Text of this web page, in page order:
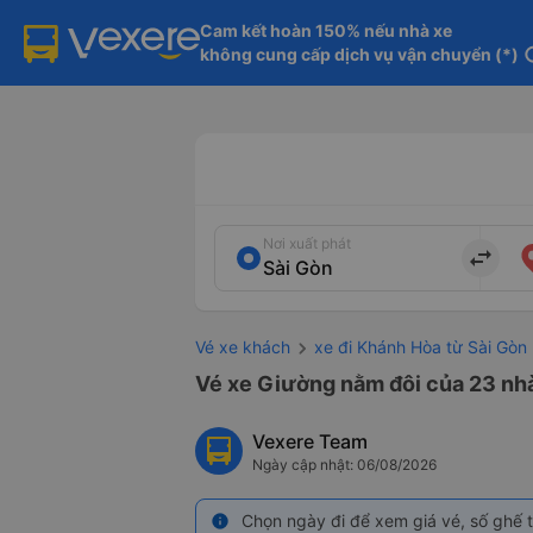
Cam kết hoàn 150% nếu nhà xe
không cung cấp dịch vụ vận chuyển (*)
Nơi xuất phát
import_export
Vé xe khách xe đi Khánh Hòa từ Sài Gòn
Vé xe Giường nằm đôi của 23
Vexere Team
Ngày cập nhật: 06/08/2026
info Chọn ngày đi để xem giá vé, số